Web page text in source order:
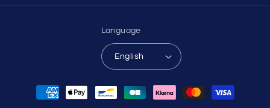
Language
English
Payment
methods